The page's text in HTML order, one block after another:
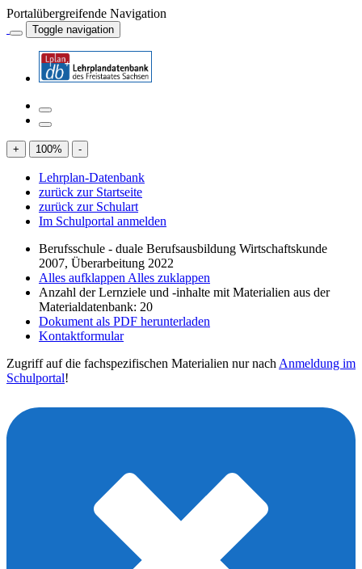
Portalübergreifende Navigation
Toggle navigation
+ 100% -
Lehrplan-Datenbank
zurück zur Startseite
zurück zur Schulart
Im Schulportal anmelden
Berufsschule - duale Berufsausbildung Wirtschaftskunde
2007, Überarbeitung 2022
Alles aufklappen Alles zuklappen
Anzahl der Lernziele und -inhalte mit Materialien aus der
Materialdatenbank: 20
Dokument als PDF herunterladen
Kontaktformular
Zugriff auf die fachspezifischen Materialien nur nach Anmeldung im
Schulportal!